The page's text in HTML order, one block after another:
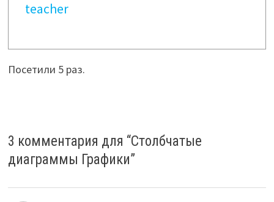
teacher
Посетили 5 раз.
3 комментария для “Столбчатые
диаграммы Графики”